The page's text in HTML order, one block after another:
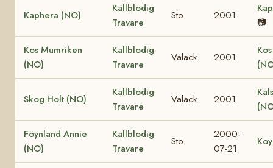
Kaphera (NO)
Kallblodig
Travare
Sto 2001
📷
Kos Mumriken
(NO)
Kallblodig
Travare
Valack 2001
Skog Holt (NO)
Kallblodig
Travare
Valack 2001
Föynland Annie
(NO)
Kallblodig
Travare
Sto
2000-
07-21